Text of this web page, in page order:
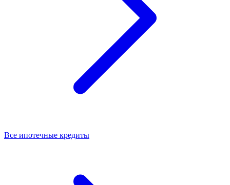
Все ипотечные кредиты